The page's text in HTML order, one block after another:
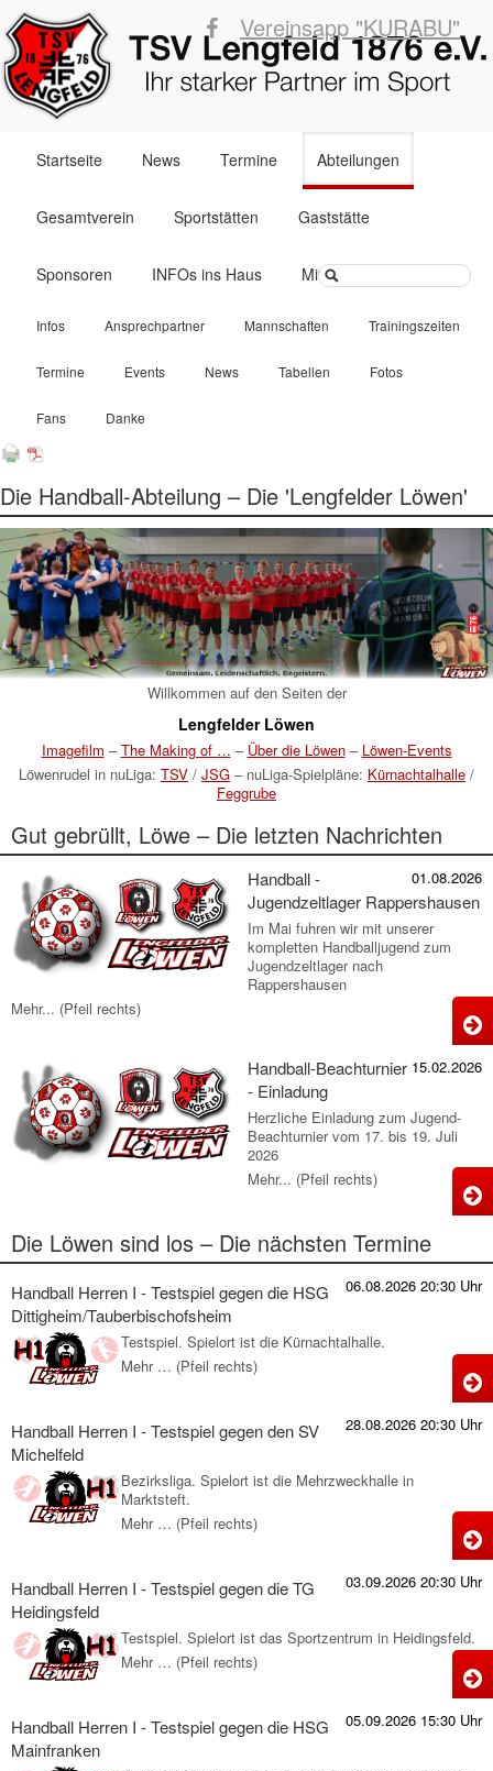
Vereinsapp "KURABU"
überspringen
Startseite News Termine Abteilungen
Gesamtverein Sportstätten Gaststätte
Sponsoren INFOs ins Haus Mitglied werden
Suchbegriffe
überspringen
Infos Ansprechpartner Mannschaften Trainingszeiten
Termine Events News Tabellen Fotos
Fans Danke
Die Handball-Abteilung – Die 'Lengfelder Löwen'
Willkommen auf den Seiten der
Lengfelder Löwen
Imagefilm –The Making of … – Über die Löwen– Löwen-Events
Löwenrudel in nuLiga: TSV / JSG – nuLiga-Spielpläne: Kürnachtalhalle /
Feggrube
Gut gebrüllt, Löwe – Die letzten Nachrichten
01.08.2026
Handball -
Jugendzeltlager Rappershausen
Im Mai fuhren wir mit unserer
kompletten Handballjugend zum
Jugendzeltlager nach
Rappershausen
Mehr... (Pfeil rechts)
-
15.02.2026
Handball-Beachturnier
- Einladung
Herzliche Einladung zum Jugend-
Beachturnier vom 17. bis 19. Juli
2026
Mehr... (Pfeil rechts)
-
Die Löwen sind los – Die nächsten Termine
06.08.2026 20:30 Uhr
Handball Herren I - Testspiel gegen die HSG
Dittigheim/Tauberbischofsheim
Testspiel. Spielort ist die Kürnachtalhalle.
Mehr … (Pfeil rechts)
28.08.2026 20:30 Uhr
Handball Herren I - Testspiel gegen den SV
Michelfeld
Bezirksliga. Spielort ist die Mehrzweckhalle in
Marktsteft.
Mehr … (Pfeil rechts)
03.09.2026 20:30 Uhr
Handball Herren I - Testspiel gegen die TG
Heidingsfeld
Testspiel. Spielort ist das Sportzentrum in Heidingsfeld.
Mehr … (Pfeil rechts)
05.09.2026 15:30 Uhr
Handball Herren I - Testspiel gegen die HSG
Mainfranken